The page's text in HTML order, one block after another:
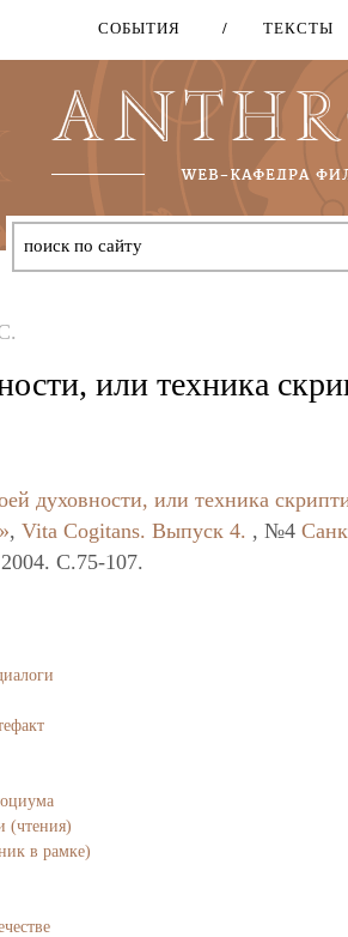
Перейти
СОБЫТИЯ ТЕКСТЫ
или техника
духовности, или техника
, Vita Cogitans. Выпуск 4. , №4
C.75-107.
(чтения)
в рамке)